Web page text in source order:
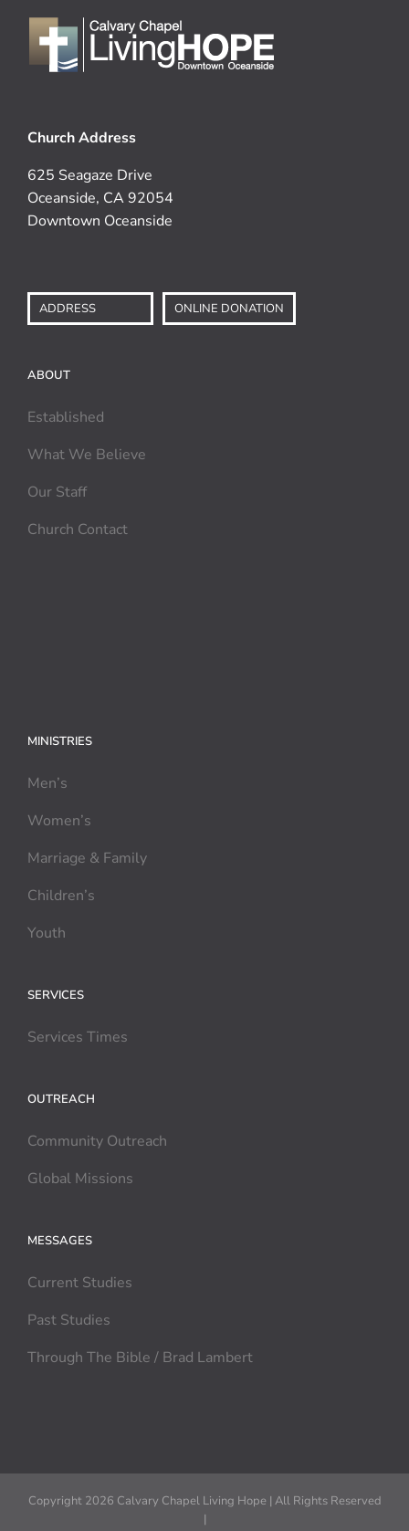
Church Address
625 Seagaze Drive
Oceanside, CA 92054
Downtown Oceanside
ADDRESS ONLINE DONATION
ABOUT
Established
What We Believe
Our Staff
Church Contact
MINISTRIES
Men’s
Women’s
Marriage & Family
Children’s
Youth
SERVICES
Services Times
OUTREACH
Community Outreach
Global Missions
MESSAGES
Current Studies
Past Studies
Through The Bible / Brad Lambert
Copyright 2026 Calvary Chapel Living Hope | All Rights Reserved
|